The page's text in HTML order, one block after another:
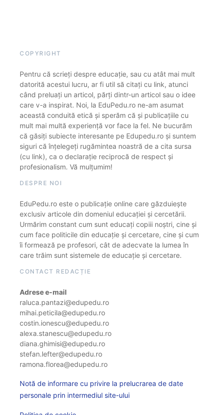
COPYRIGHT
Pentru că scrieți despre educație, sau cu atât mai mult
datorită acestui lucru, ar fi util să citați cu link, atunci
când preluați un articol, părți dintr-un articol sau o idee
care v-a inspirat. Noi, la EduPedu.ro ne-am asumat
această conduită etică și sperăm că și publicațiile cu
mult mai multă experiență vor face la fel. Ne bucurăm
că găsiți subiecte interesante pe Edupedu.ro și suntem
siguri că înțelegeți rugămintea noastră de a cita sursa
(cu link), ca o declarație reciprocă de respect și
profesionalism. Vă mulțumim!
DESPRE NOI
EduPedu.ro este o publicație online care găzduiește
exclusiv articole din domeniul educației și cercetării.
Urmărim constant cum sunt educați copiii noștri, cine și
cum face politicile din educație și cercetare, cine și cum
îi formează pe profesori, cât de adecvate la lumea în
care trăim sunt sistemele de educație și cercetare.
CONTACT REDACȚIE
Adrese e-mail
raluca.pantazi@edupedu.ro
mihai.peticila@edupedu.ro
costin.ionescu@edupedu.ro
alexa.stanescu@edupedu.ro
diana.ghimisi@edupedu.ro
stefan.lefter@edupedu.ro
ramona.florea@edupedu.ro
Notă de informare cu privire la prelucrarea de date
personale prin intermediul site-ului